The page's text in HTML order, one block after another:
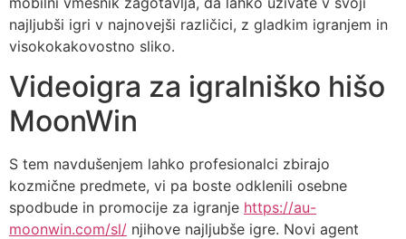
najljubši igri v najnovejši različici, z gladkim igranjem in
visokokakovostno sliko.
Videoigra za igralniško hišo
MoonWin
S tem navdušenjem lahko profesionalci zbirajo
kozmične predmete, vi pa boste odklenili osebne
spodbude in promocije za igranje https://au-
moonwin.com/sl/ njihove najljubše igre. Novi agent